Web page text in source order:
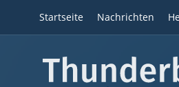
Startseite Nachrichten